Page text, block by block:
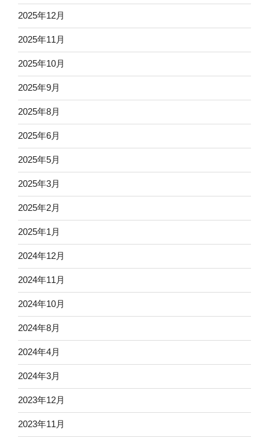
2025年12月
2025年11月
2025年10月
2025年9月
2025年8月
2025年6月
2025年5月
2025年3月
2025年2月
2025年1月
2024年12月
2024年11月
2024年10月
2024年8月
2024年4月
2024年3月
2023年12月
2023年11月